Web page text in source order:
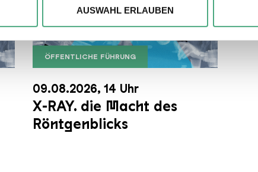
zu analysieren. Außerdem geben wir ggfs. Informationen zu
AUSWAHL ERLAUBEN
ÖFFENTLICHE FÜHRUNG
X RAY neu
09.08.2026, 14 Uhr
X-RAY. die Macht des
Röntgenblicks